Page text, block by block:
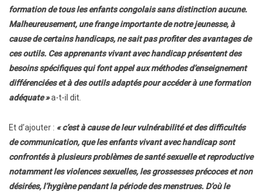
formation de tous les enfants congolais sans distinction aucune.
Malheureusement, une frange importante de notre jeunesse, à
cause de certains handicaps, ne sait pas profiter des avantages de
ces outils. Ces apprenants vivant avec handicap présentent des
besoins spécifiques qui font appel aux méthodes d’enseignement
différenciées et à des outils adaptés pour accéder à une formation
adéquate »a-t-il dit.
Et d’ajouter : « c’est à cause de leur vulnérabilité et des difficultés
de communication, que les enfants vivant avec handicap sont
confrontés à plusieurs problèmes de santé sexuelle et reproductive
notamment les violences sexuelles, les grossesses précoces et non
désirées, l’hygiène pendant la période des menstrues. D’où le